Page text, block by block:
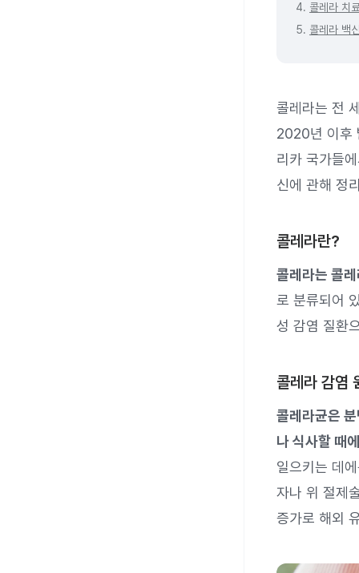
4. 콜레라 치
5. 콜레라 백
콜레라는 전
2020년 이후
리카 국가들
신에 관해 정
콜레라란?
콜레라는 콜
로 분류되어
성 감염 질환
콜레라 감염
콜레라균은
나 식사할 때
일으키는 데
자나 위 절제
증가로 해외